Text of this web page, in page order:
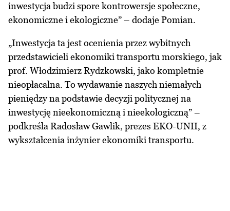
inwestycja budzi spore kontrowersje społeczne,
ekonomiczne i ekologiczne” – dodaje Pomian.
„Inwestycja ta jest ocenienia przez wybitnych
przedstawicieli ekonomiki transportu morskiego, jak
prof. Włodzimierz Rydzkowski, jako kompletnie
nieopłacalna. To wydawanie naszych niemałych
pieniędzy na podstawie decyzji politycznej na
inwestycję nieekonomiczną i nieekologiczną” –
podkreśla Radosław Gawlik, prezes EKO-UNII, z
wykształcenia inżynier ekonomiki transportu.